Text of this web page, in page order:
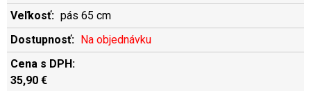
pás 65 cm
Na objednávku
35,90 €